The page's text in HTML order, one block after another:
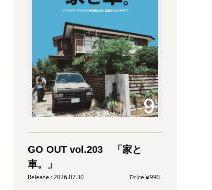
GO OUT vol.203 「家と
車。」
2026.07.30 990